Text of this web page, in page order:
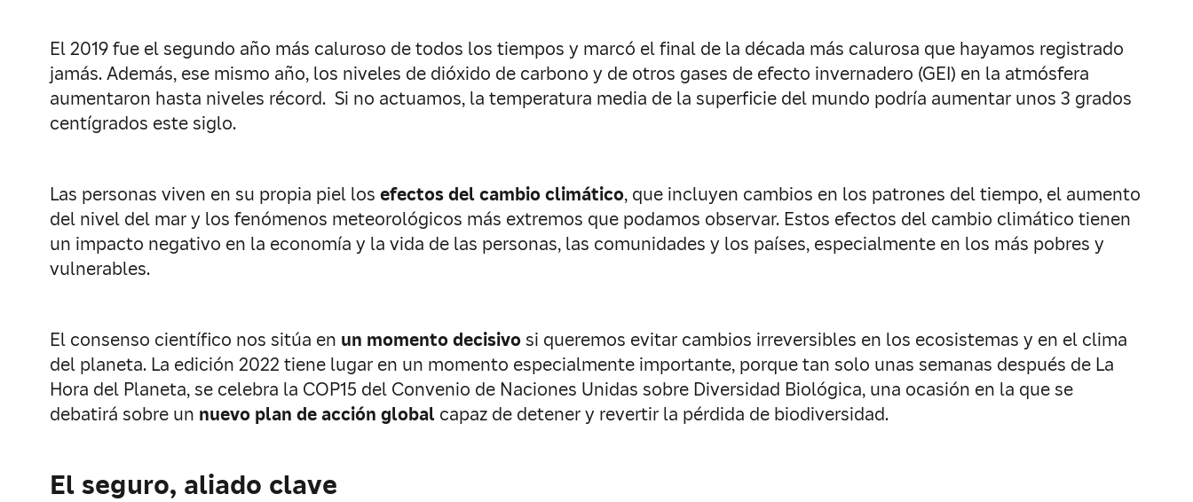
El 2019 fue el segundo año más caluroso de todos los tiempos y marcó el final de la década más calurosa que hayamos registrado
jamás. Además, ese mismo año, los niveles de dióxido de carbono y de otros gases de efecto invernadero (GEI) en la atmósfera
aumentaron hasta niveles récord. Si no actuamos, la temperatura media de la superficie del mundo podría aumentar unos 3 grados
centígrados este siglo.
Las personas viven en su propia piel los efectos del cambio climático, que incluyen cambios en los patrones del tiempo, el aumento
del nivel del mar y los fenómenos meteorológicos más extremos que podamos observar. Estos efectos del cambio climático tienen
un impacto negativo en la economía y la vida de las personas, las comunidades y los países, especialmente en los más pobres y
vulnerables.
El consenso científico nos sitúa en un momento decisivosi queremos evitar cambios irreversibles en los ecosistemas y en el clima
del planeta. La edición 2022 tiene lugar en un momento especialmente importante, porque tan solo unas semanas después de La
Hora del Planeta, se celebra la COP15 del Convenio de Naciones Unidas sobre Diversidad Biológica, una ocasión en la que se
debatirá sobre un nuevo plan de acción global capaz de detener y revertir la pérdida de biodiversidad.
El seguro, aliado clave